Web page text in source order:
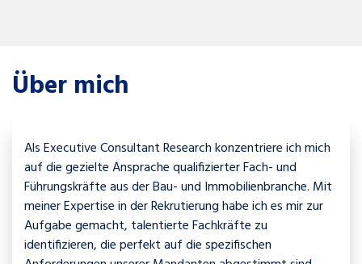
Über mich
Als Executive Consultant Research konzentriere ich mich
auf die gezielte Ansprache qualifizierter Fach- und
Führungskräfte aus der Bau- und Immobilienbranche. Mit
meiner Expertise in der Rekrutierung habe ich es mir zur
Aufgabe gemacht, talentierte Fachkräfte zu
identifizieren, die perfekt auf die spezifischen